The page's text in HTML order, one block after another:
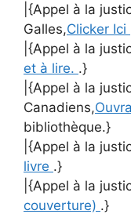
|{Appel à la
Galles,Clicker Ici
|{Appel à la
et à lire. .}
|{Appel à la
Canadiens,
bibliothèque.}
|{Appel à la
livre .}
|{Appel à la
couverture) .}